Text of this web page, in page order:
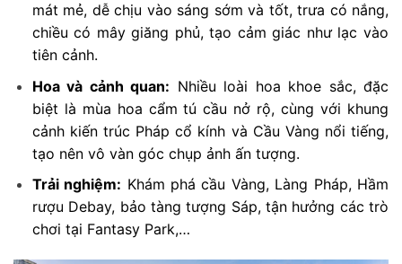
mát mẻ, dễ chịu vào sáng sớm và tốt, trưa có nắng,
chiều có mây giăng phủ, tạo cảm giác như lạc vào
tiên cảnh.
Hoa và cảnh quan: Nhiều loài hoa khoe sắc, đặc
biệt là mùa hoa cẩm tú cầu nở rộ, cùng với khung
cảnh kiến trúc Pháp cổ kính và Cầu Vàng nổi tiếng,
tạo nên vô vàn góc chụp ảnh ấn tượng.
Trải nghiệm: Khám phá cầu Vàng, Làng Pháp, Hầm
rượu Debay, bảo tàng tượng Sáp, tận hưởng các trò
chơi tại Fantasy Park,…